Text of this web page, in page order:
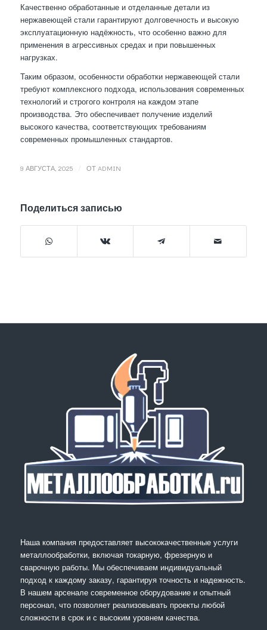
Качественно обработанные и отделанные детали из
нержавеющей стали гарантируют долговечность и высокую
эксплуатационную надёжность, что особенно важно для
применения в агрессивных средах и при повышенных
нагрузках.
Таким образом, особенности обработки нержавеющей стали
требуют комплексного подхода, использования современных
технологий и строгого контроля на каждом этапе
производства. Это обеспечивает получение изделий
высокого качества, соответствующих требованиям
современных промышленных стандартов.
9 АВГУСТА, 2025 ОТ ADMIN
Поделиться записью
Наша компания предоставляет высококачественные услуги
металлообработки, включая токарную, фрезерную и
сварочную работы. Мы обеспечиваем индивидуальный
подход к каждому заказу, гарантируя точность и надежность.
В нашем арсенале современное оборудование и опытный
персонал, что позволяет реализовывать проекты любой
сложности в срок и с высоким уровнем качества.